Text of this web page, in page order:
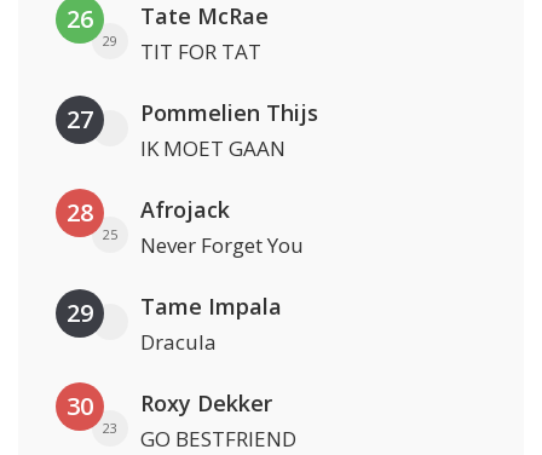
26
29
Tate McRae
TIT FOR TAT
27 Pommelien Thijs
IK MOET GAAN
28
25
Afrojack
Never Forget You
29 Tame Impala
Dracula
30
23
Roxy Dekker
GO BESTFRIEND